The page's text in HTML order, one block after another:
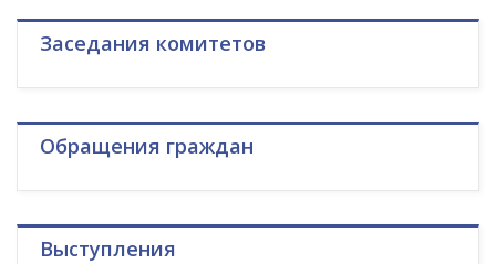
Заседания комитетов
Обращения граждан
Выступления